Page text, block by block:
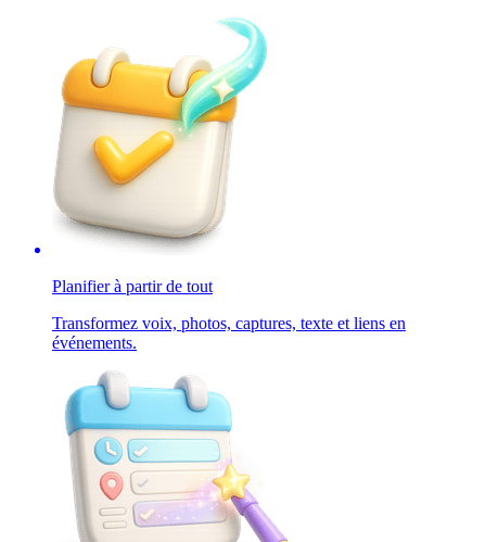
Planifier à partir de tout
Transformez voix, photos, captures, texte et liens en
événements.